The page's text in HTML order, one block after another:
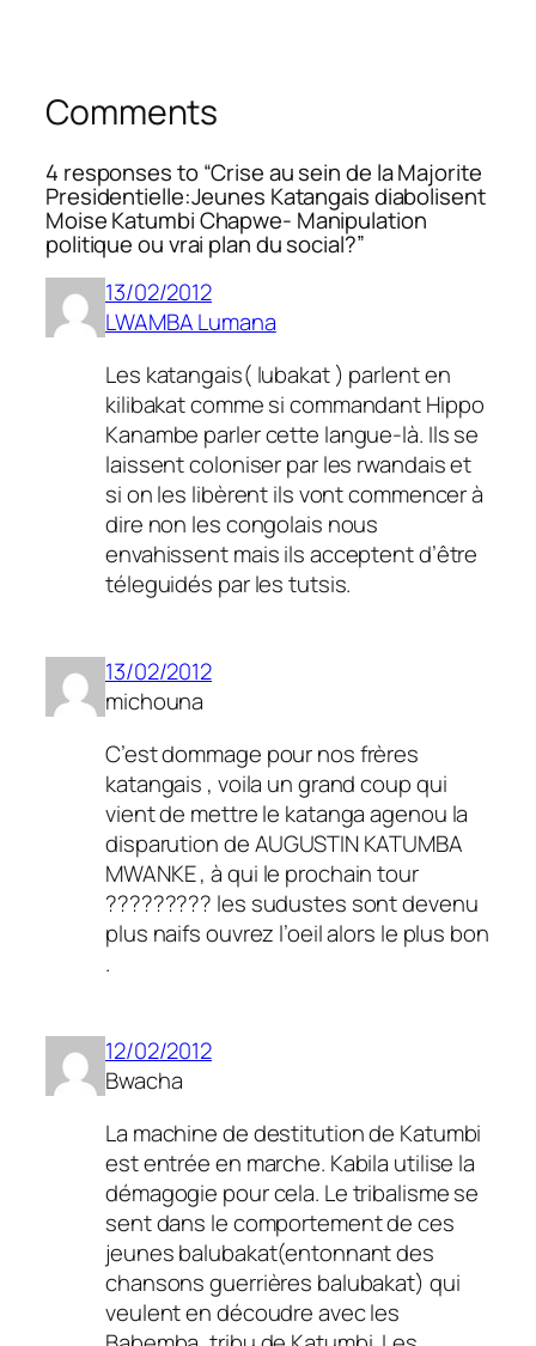
Comments
4 responses to “Crise au sein de la Majorite
Presidentielle:Jeunes Katangais diabolisent
Moise Katumbi Chapwe- Manipulation
politique ou vrai plan du social?”
13/02/2012
LWAMBA Lumana
Les katangais( lubakat ) parlent en
kilibakat comme si commandant Hippo
Kanambe parler cette langue-là. Ils se
laissent coloniser par les rwandais et
si on les libèrent ils vont commencer à
dire non les congolais nous
envahissent mais ils acceptent d’être
téleguidés par les tutsis.
13/02/2012
michouna
C’est dommage pour nos frères
katangais , voila un grand coup qui
vient de mettre le katanga agenou la
disparution de AUGUSTIN KATUMBA
MWANKE , à qui le prochain tour
????????? les sudustes sont devenu
plus naifs ouvrez l’oeil alors le plus bon
.
12/02/2012
Bwacha
La machine de destitution de Katumbi
est entrée en marche. Kabila utilise la
démagogie pour cela. Le tribalisme se
sent dans le comportement de ces
jeunes balubakat(entonnant des
chansons guerrières balubakat) qui
veulent en découdre avec les